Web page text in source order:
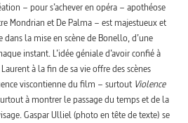
– pour s’achever en opéra – apothéose
Mondrian et De Palma – est majestueux et
la mise en scène de Bonello, d’une
instant. L’idée géniale d’avoir confié à
à la fin de sa vie offre des scènes
viscontienne du film – surtout Violence
à montrer le passage du temps et de la
Gaspar Ulliel (photo en tête de texte) se